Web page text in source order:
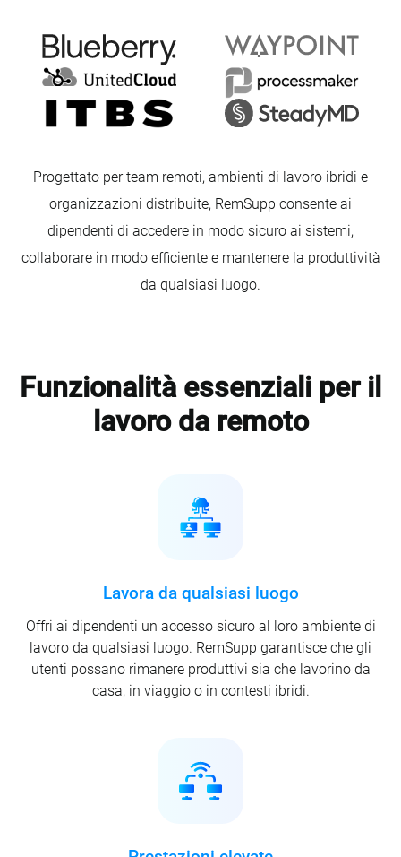
Progettato per team remoti, ambienti di lavoro ibridi e
organizzazioni distribuite, RemSupp consente ai
dipendenti di accedere in modo sicuro ai sistemi,
collaborare in modo efficiente e mantenere la produttività
da qualsiasi luogo.
Funzionalità essenziali per il
lavoro da remoto
Lavora da qualsiasi luogo
Offri ai dipendenti un accesso sicuro al loro ambiente di
lavoro da qualsiasi luogo. RemSupp garantisce che gli
utenti possano rimanere produttivi sia che lavorino da
casa, in viaggio o in contesti ibridi.